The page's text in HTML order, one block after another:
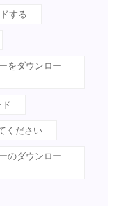
する
をダウンロー
ください
のダウンロー